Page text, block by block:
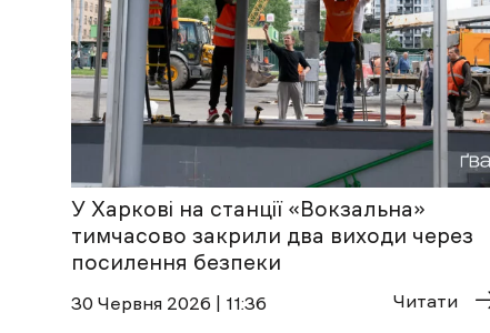
У Харкові на станції «Вокзальна»
тимчасово закрили два виходи через
посилення безпеки
30 Червня 2026 | 11:36 Читати